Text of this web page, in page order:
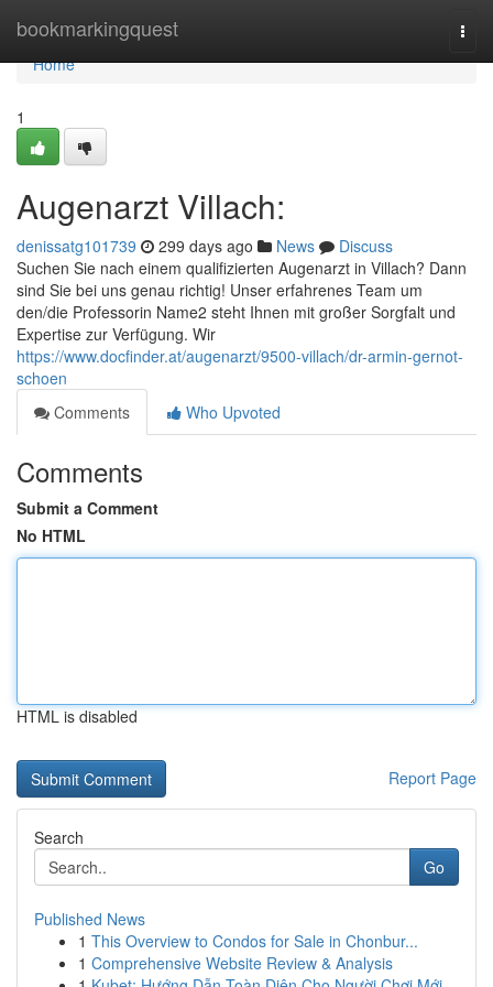
bookmarkingquest
Home
Home
1
Augenarzt Villach:
denissatg101739 299 days ago News
Discuss
Suchen Sie nach einem qualifizierten Augenarzt in Villach? Dann
sind Sie bei uns genau richtig! Unser erfahrenes Team um
den/die Professorin Name2 steht Ihnen mit großer Sorgfalt und
Expertise zur Verfügung. Wir
https://www.docfinder.at/augenarzt/9500-villach/dr-armin-gernot-
schoen
Comments
Who Upvoted
Comments
Submit a Comment
No HTML
HTML is disabled
Report Page
Search
Go
Published News
1 This Overview to Condos for Sale in Chonbur...
1 Comprehensive Website Review & Analysis